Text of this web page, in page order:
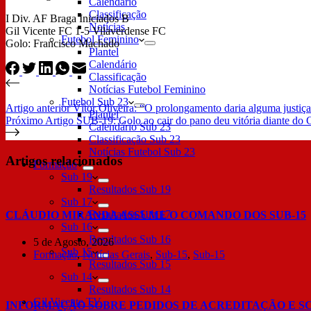
Classificação
Notícias
Futebol Feminino
Plantel
Calendário
Classificação
Notícias Futebol Feminino
Futebol Sub 23
Plantel
Calendário Sub 23
Classificação Sub 23
Notícias Futebol Sub 23
Formação
Sub 19
Resultados Sub 19
Sub 17
Resultados Sub 17
Sub 16
Resultados Sub 16
Sub 15
Resultados Sub 15
Sub 14
Resultados Sub 14
Gil Vicente TV
I Div. AF Braga Iniciados B
Gil Vicente FC 1-5 Vilaverdense FC
Golo: Francisco Machado
Artigo anteriorVítor Oliveira: “O prolongamento daria alguma
Próximo Artigo SUB-19: Golo ao cair do pano deu vitória diante do
Artigos relacionados
CLÁUDIO MIRANDA ASSUME O COMANDO DOS SUB-15
5 de Agosto, 2026
Formação,Notícias Gerais, Sub-15, Sub-15
INFORMAÇÃO SOBRE PEDIDOS DE ACREDITAÇÃO E